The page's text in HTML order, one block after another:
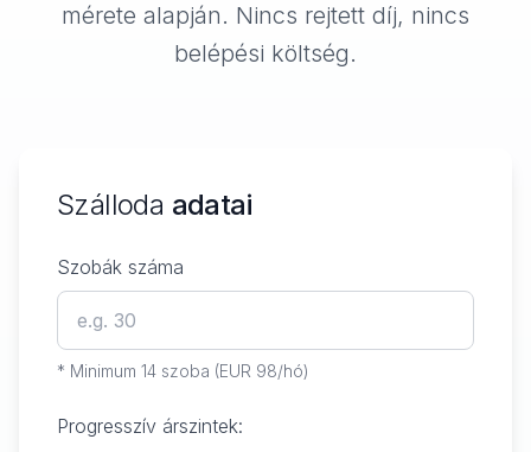
mérete alapján. Nincs rejtett díj, nincs
belépési költség.
Szálloda adatai
Szobák száma
* Minimum 14 szoba (EUR 98/hó)
Progresszív árszintek: